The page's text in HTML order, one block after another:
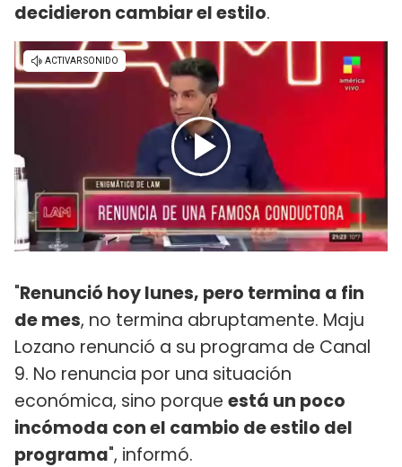
decidieron cambiar el estilo.
"Renunció hoy lunes, pero termina a fin
de mes, no termina abruptamente. Maju
Lozano renunció a su programa de Canal
9. No renuncia por una situación
económica, sino porque está un poco
incómoda con el cambio de estilo del
programa", informó.